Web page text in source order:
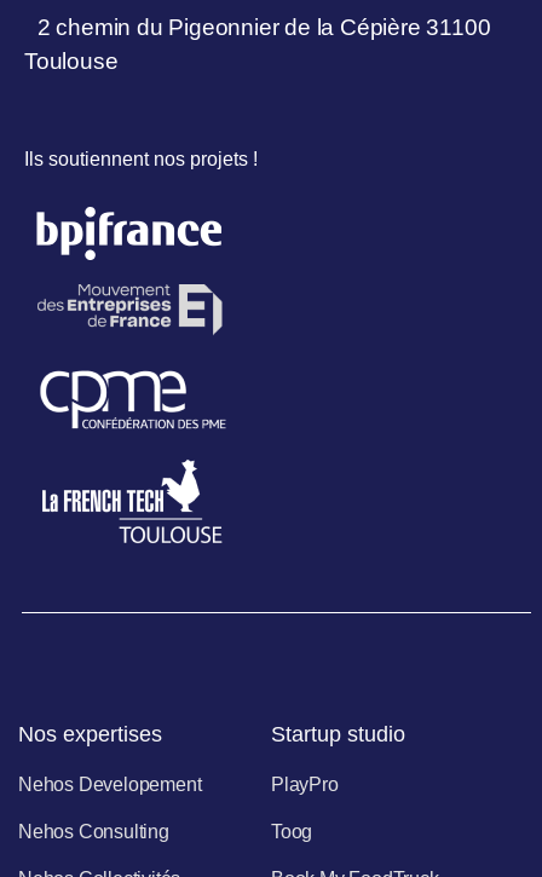
2 chemin du Pigeonnier de la Cépière 31100
Toulouse
Ils soutiennent nos projets !
Nos expertises
Nehos Developement
Nehos Consulting
Startup studio
PlayPro
Toog